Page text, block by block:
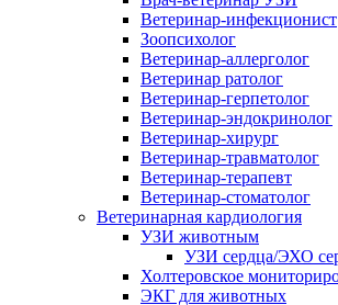
Ветеринар-инфекционист
Зоопсихолог
Ветеринар-аллерголог
Ветеринар ратолог
Ветеринар-герпетолог
Ветеринар-эндокринолог
Ветеринар-хирург
Ветеринар-травматолог
Ветеринар-терапевт
Ветеринар-стоматолог
Ветеринарная кардиология
УЗИ животным
УЗИ сердца/ЭХО
Холтеровское
ЭКГ для животных